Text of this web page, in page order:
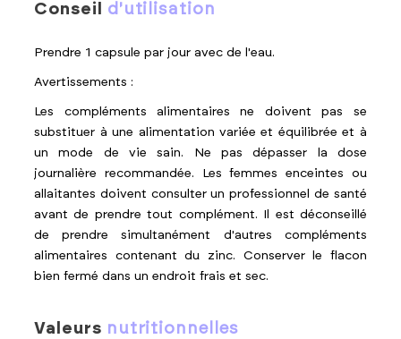
conseil d'utilisation
Prendre 1 capsule par jour avec de l'eau.
Avertissements :
Les compléments alimentaires ne doivent pas se
substituer à une alimentation variée et équilibrée et à
un mode de vie sain. Ne pas dépasser la dose
journalière recommandée. Les femmes enceintes ou
allaitantes doivent consulter un professionnel de santé
avant de prendre tout complément. Il est déconseillé
de prendre simultanément d'autres compléments
alimentaires contenant du zinc. Conserver le flacon
bien fermé dans un endroit frais et sec.
valeurs nutritionnelles